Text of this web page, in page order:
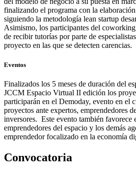
finalizando el programa con la
siguiendo la metodología lean startup
Asimismo, los participantes del
de recibir tutorías por parte de
proyecto en las que se detecten carencias.
Eventos
Finalizados los 5 meses de duración del
JCCM Espacio Virtual II edición los
participarán en el Demoday, evento en el
proyectos ante expertos, emprendedores
inversores. Este evento también favorece
emprendedores del espacio y los demás
emprendedor focalizado en la economía
Convocatoria